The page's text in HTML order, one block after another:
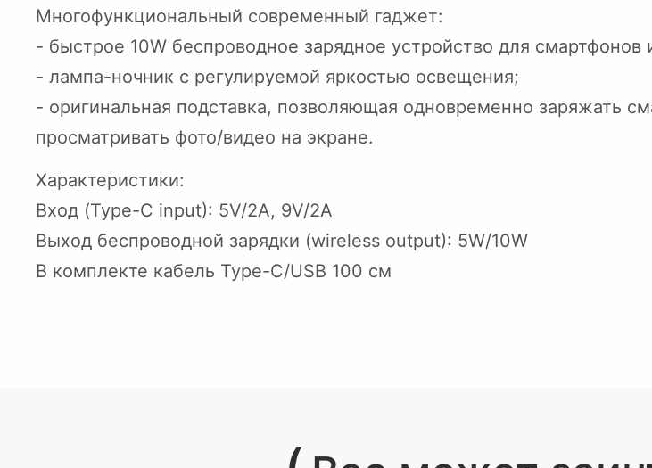
Многофункциональный современный гаджет:
- быстрое 10W беспроводное зарядное устройство для смартфонов
- лампа-ночник с регулируемой яркостью освещения;
- оригинальная подставка, позволяющая одновременно заряжать
просматривать фото/видео на экране.
Характеристики:
Вход (Type-C input): 5V/2A, 9V/2A
Выход беспроводной зарядки (wireless output): 5W/10W
В комплекте кабель Type-C/USB 100 см